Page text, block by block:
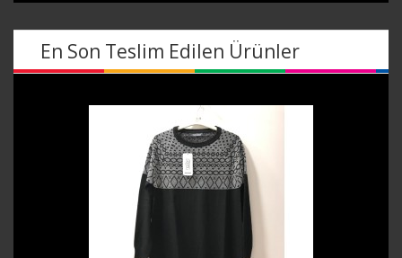
En Son Teslim Edilen Ürünler